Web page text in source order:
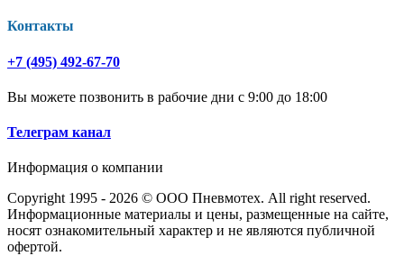
Контакты
+7 (495) 492-67-70
Вы можете позвонить в рабочие дни с 9:00 до 18:00
Телеграм канал
Информация о компании
Copyright 1995 - 2026 © ООО Пневмотех. All right reserved.
Информационные материалы и цены, размещенные на сайте,
носят ознакомительный характер и не являются публичной
офертой.